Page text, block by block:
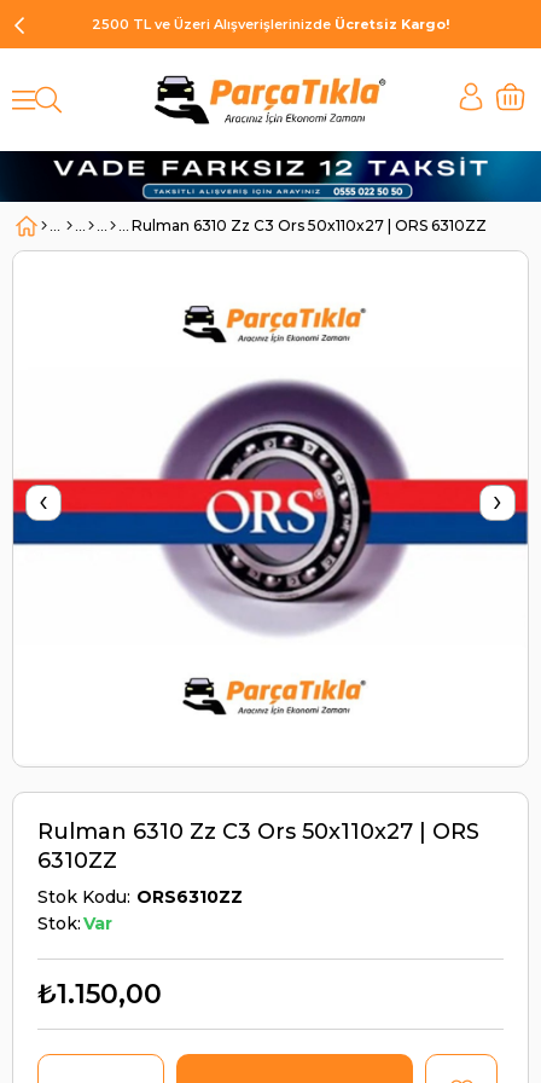
2500 TL ve Üzeri Alışverişlerinizde Ücretsiz Kargo!
Rulman 6310 Zz C3 Ors 50x110x27 | ORS 6310ZZ
‹ ›
Rulman 6310 Zz C3 Ors 50x110x27 | ORS
6310ZZ
Stok Kodu ORS6310ZZ
Stok:Var
₺1.150,00